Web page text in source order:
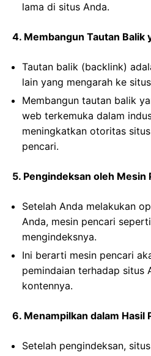
lama di situs Anda.
4. Membangun Tautan Balik
Tautan balik (backlink)
lain yang mengarah ke
Membangun tautan balik
web terkemuka dalam
meningkatkan otoritas
pencari.
5. Pengindeksan oleh Mesin
Setelah Anda melakukan
Anda, mesin pencari
mengindeksnya.
Ini berarti mesin pencari
pemindaian terhadap situs
kontennya.
6. Menampilkan dalam Hasil
Setelah pengindeksan,